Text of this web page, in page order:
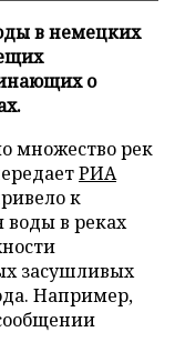
в немецких
о
множество рек
РИА
к
в реках
засушливых
Например,